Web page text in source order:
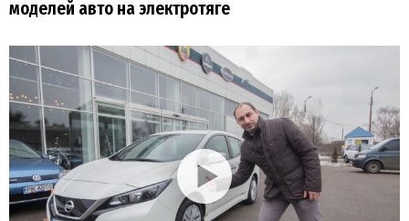
моделей авто на электротяге